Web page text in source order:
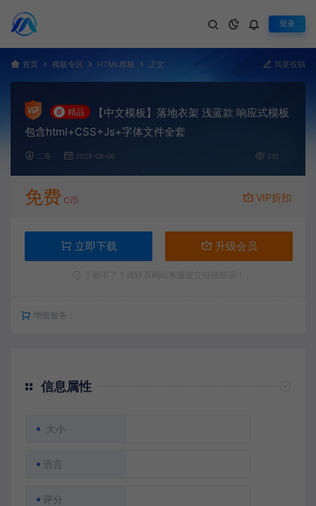
登录
首页 模板专区 HTML模板 正文 我要投稿
# 精品
【中文模板】落地衣架 浅蓝款 响应式模板
包含html+CSS+Js+字体文件全套
二哥 2025-08-06 210
免费 C币 VIP折扣
立即下载 升级会员
增值服务：
信息属性
大小
语言
评分